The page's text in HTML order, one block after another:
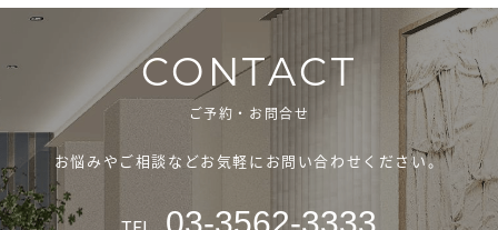
CONTACT
ご予約・お問合せ
お悩みやご相談などお気軽にお問い合わせください。